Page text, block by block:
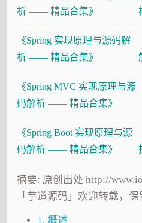
析 —— 精品合集》
《Spring 实现原理与源码解
析 —— 精品合集》
《Spring MVC 实现原理与源
码解析 —— 精品合集》
《Spring Boot 实现原理与源
码解析 —— 精品合集》
摘要: 原创出处 http://
「芋道源码」欢迎转载，保
1. 概述